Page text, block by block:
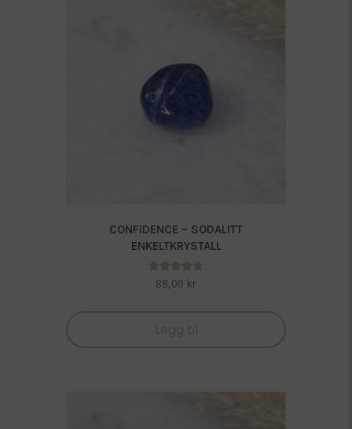
CONFIDENCE – SODALITT
ENKELTKRYSTALL
Vurdert
5.00
88,00 kr
Legg til